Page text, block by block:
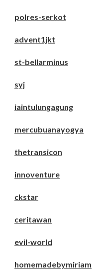
polres-serkot
advent1jkt
st-bellarminus
syj
iaintulungagung
mercubuanayogya
thetransicon
innoventure
ckstar
ceritawan
evil-world
homemadebymiriam